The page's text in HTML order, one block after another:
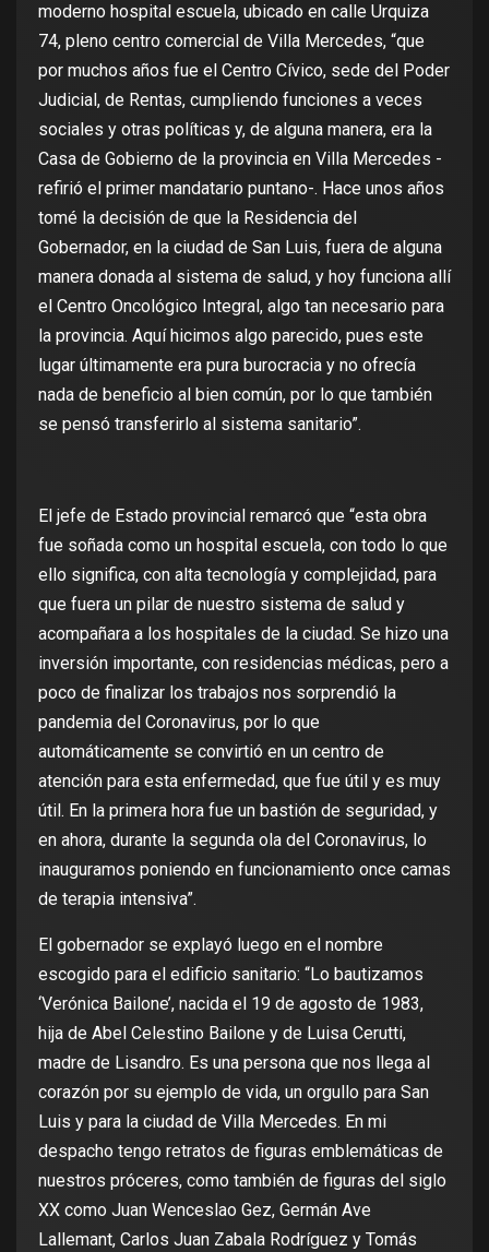
moderno hospital escuela, ubicado en calle Urquiza
74, pleno centro comercial de Villa Mercedes, “que
por muchos años fue el Centro Cívico, sede del Poder
Judicial, de Rentas, cumpliendo funciones a veces
sociales y otras políticas y, de alguna manera, era la
Casa de Gobierno de la provincia en Villa Mercedes -
refirió el primer mandatario puntano-. Hace unos años
tomé la decisión de que la Residencia del
Gobernador, en la ciudad de San Luis, fuera de alguna
manera donada al sistema de salud, y hoy funciona allí
el Centro Oncológico Integral, algo tan necesario para
la provincia. Aquí hicimos algo parecido, pues este
lugar últimamente era pura burocracia y no ofrecía
nada de beneficio al bien común, por lo que también
se pensó transferirlo al sistema sanitario”.
El jefe de Estado provincial remarcó que “esta obra
fue soñada como un hospital escuela, con todo lo que
ello significa, con alta tecnología y complejidad, para
que fuera un pilar de nuestro sistema de salud y
acompañara a los hospitales de la ciudad. Se hizo una
inversión importante, con residencias médicas, pero a
poco de finalizar los trabajos nos sorprendió la
pandemia del Coronavirus, por lo que
automáticamente se convirtió en un centro de
atención para esta enfermedad, que fue útil y es muy
útil. En la primera hora fue un bastión de seguridad, y
en ahora, durante la segunda ola del Coronavirus, lo
inauguramos poniendo en funcionamiento once camas
de terapia intensiva”.
El gobernador se explayó luego en el nombre
escogido para el edificio sanitario: “Lo bautizamos
‘Verónica Bailone’, nacida el 19 de agosto de 1983,
hija de Abel Celestino Bailone y de Luisa Cerutti,
madre de Lisandro. Es una persona que nos llega al
corazón por su ejemplo de vida, un orgullo para San
Luis y para la ciudad de Villa Mercedes. En mi
despacho tengo retratos de figuras emblemáticas de
nuestros próceres, como también de figuras del siglo
XX como Juan Wenceslao Gez, Germán Ave
Lallemant, Carlos Juan Zabala Rodríguez y Tomás